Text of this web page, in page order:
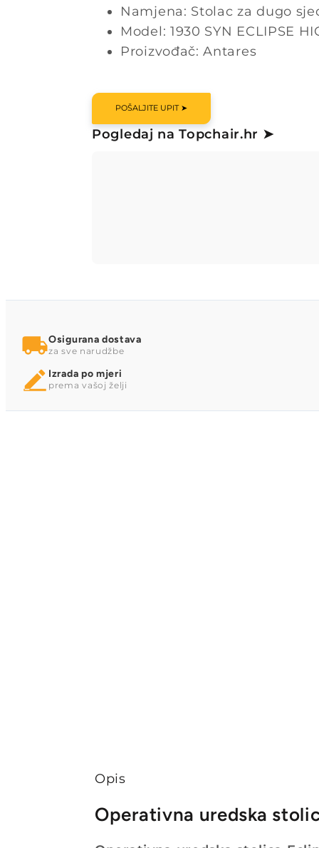
Namjena: Stolac za dugo
Model: 1930 SYN ECLIPSE
Proizvođač: Antares
POŠALJITE UPIT ➤
Pogledaj na Topchair.hr ➤
Osigurana dostava
za sve narudžbe
Izrada po mjeri
prema vašoj želji
Opis
Operativna uredska